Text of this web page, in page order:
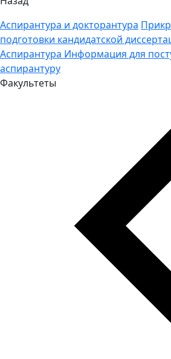
Аспирантура и докторантура
подготовки кандидатской
Аспирантура Информация для
аспирантуру
Факультеты